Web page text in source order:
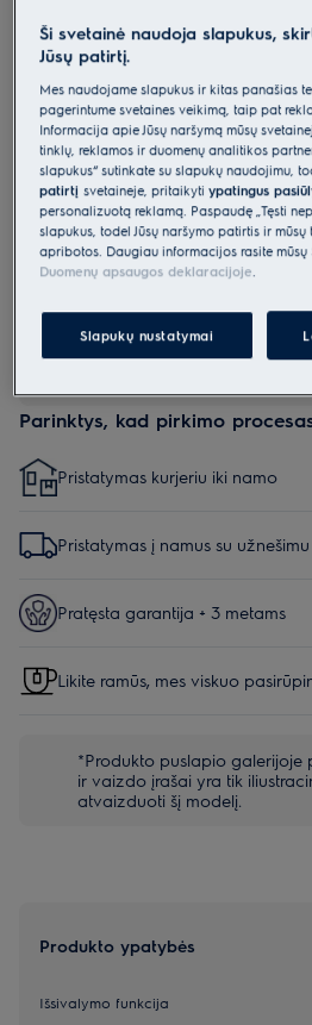
800 serijos orkaitė „MealAssist“ su
sveikesniam maistui.
„SteamPro“ – švelnesnis, traškesnis,
Maistą bus lengva gaminti valdant
„EXCite“.
Saugos instrukcijos ir saugos
2023/988 yra pateikiami vartotojo
Parinktys, kad pirkimo
Pristatymas kurjeriu iki namo
Pristatymas į namus su užnešimu
Pratęsta garantija + 3 metams
Likite ramūs, mes viskuo
*Produkto puslapio galerijoje
ir vaizdo įrašai yra tik
atvaizduoti šį modelį.
Produkto ypatybės
Išsivalymo funkcija
Ši svetainė naudoja slapukus,
Jūsų patirtį.
Mes naudojame slapukus ir kitas panašias
pagerintume svetainės veikimą, taip pat
Informacija apie Jūsų naršymą mūsų
tinklų, reklamos ir duomenų analitikos
slapukus“ sutinkate su slapukų naudojimu,
patirtįsvetainėje, pritaikytiypatingus
personalizuotą reklamą. Paspaudę „Tęsti
slapukus, todėl Jūsų naršymo patirtis ir
apribotos. Daugiau informacijos rasite mūsų
Duomenų apsaugos deklaracijoje.
Slapukų nustatymai